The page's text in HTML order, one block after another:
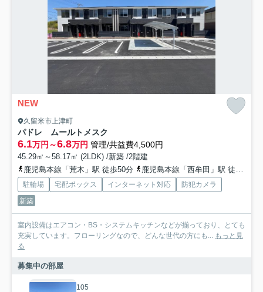
NEW
久留米市上津町
パドレ ムールトメスク
6.1万円～6.8万円 管理/共益費4,500円
45.29㎡～58.17㎡ (2LDK) /新築 /2階建
鹿児島本線「荒木」駅 徒歩50分
鹿児島本線「西牟田」駅 徒歩69分
駐輪場 宅配ボックス インターネット対応
防犯カメラ
新築
室内設備はエアコン・BS・システムキッチンなどが揃っており、とても
充実しています。フローリングなので、どんな世代の方にも...
もっと見
る
募集中の部屋
105